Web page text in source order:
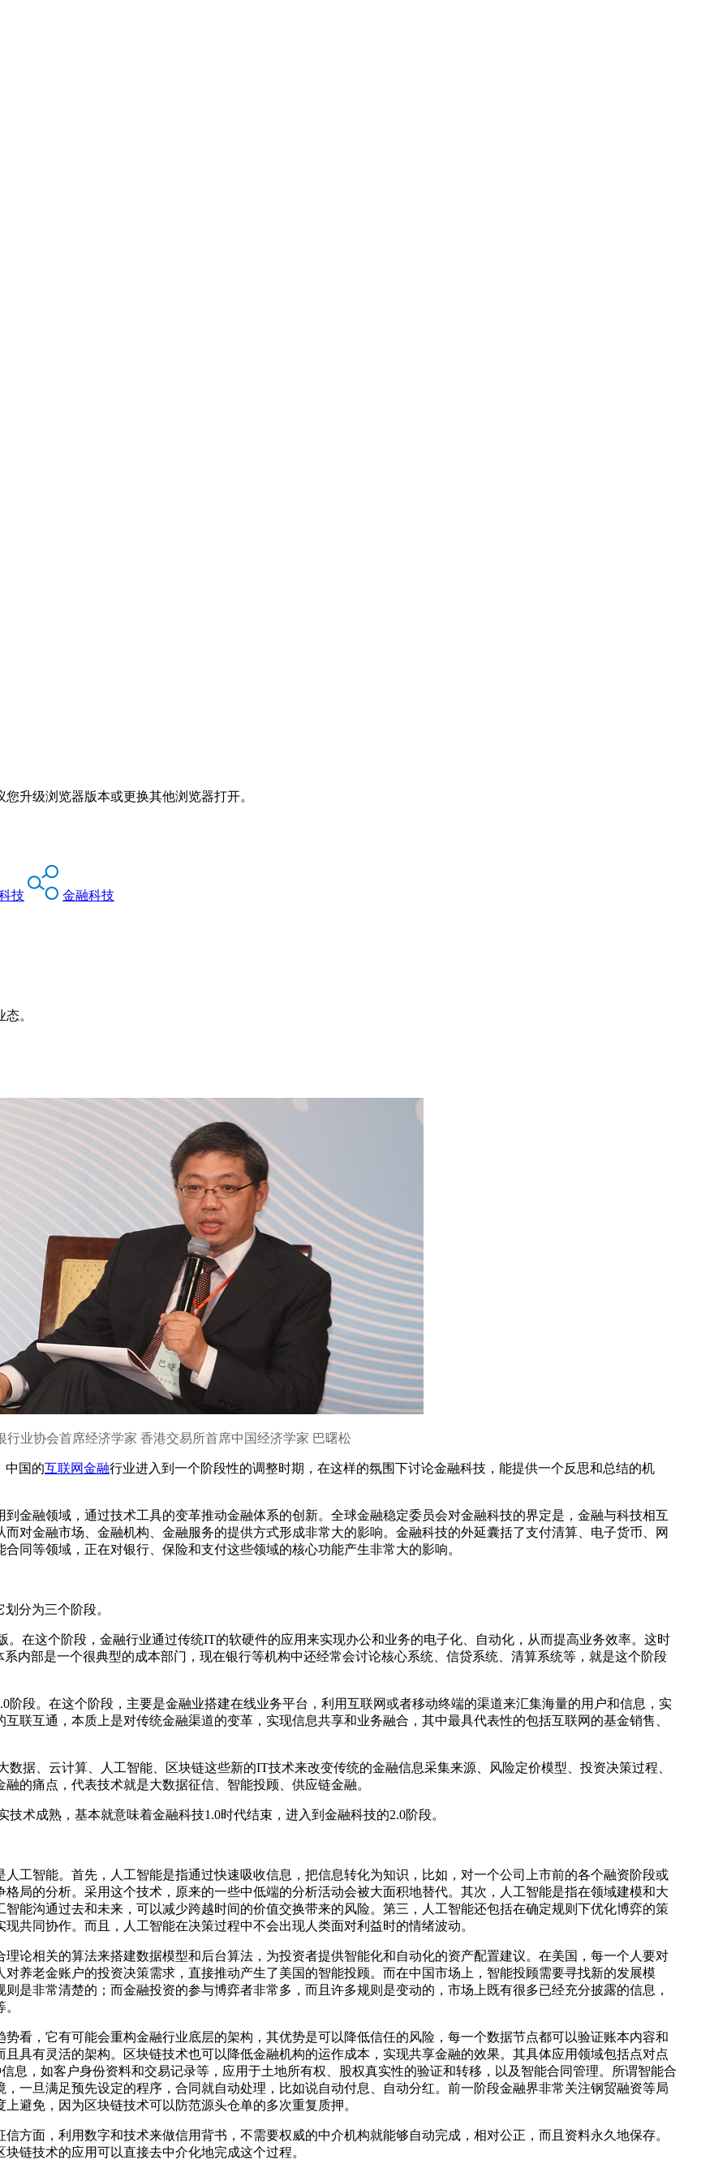
升级浏览器版本或更换其他浏览器打开。
技 金融科技
。
行业协会首席经济学家 香港交易所首席中国经济学家 巴曙松
国的互联网金融行业进入到一个阶段性的调整时期，在这样的氛围下讨论金融科技，能提供一个反思和总结的机
融领域，通过技术工具的变革推动金融体系的创新。全球金融稳定委员会对金融科技的界定是，金融与科技相互
对金融市场、金融机构、金融服务的提供方式形成非常大的影响。金融科技的外延囊括了支付清算、电子货币、网
合同等领域，正在对银行、保险和支付这些领域的核心功能产生非常大的影响。
分为三个阶段。
这个阶段，金融行业通过传统IT的软硬件的应用来实现办公和业务的电子化、自动化，从而提高业务效率。这时
内部是一个很典型的成本部门，现在银行等机构中还经常会讨论核心系统、信贷系统、清算系统等，就是这个阶段
。在这个阶段，主要是金融业搭建在线业务平台，利用互联网或者移动终端的渠道来汇集海量的用户和信息，实
联互通，本质上是对传统金融渠道的变革，实现信息共享和业务融合，其中最具代表性的包括互联网的基金销售、
、云计算、人工智能、区块链这些新的IT技术来改变传统的金融信息采集来源、风险定价模型、投资决策过程、
的痛点，代表技术就是大数据征信、智能投顾、供应链金融。
成熟，基本就意味着金融科技1.0时代结束，进入到金融科技的2.0阶段。
智能。首先，人工智能是指通过快速吸收信息，把信息转化为知识，比如，对一个公司上市前的各个融资阶段或
局的分析。采用这个技术，原来的一些中低端的分析活动会被大面积地替代。其次，人工智能是指在领域建模和大
能沟通过去和未来，可以减少跨越时间的价值交换带来的风险。第三，人工智能还包括在确定规则下优化博弈的策
共同协作。而且，人工智能在决策过程中不会出现人类面对利益时的情绪波动。
理论相关的算法来搭建数据模型和后台算法，为投资者提供智能化和自动化的资产配置建议。在美国，每一个人要对
养老金账户的投资决策需求，直接推动产生了美国的智能投顾。而在中国市场上，智能投顾需要寻找新的发展模
是非常清楚的；而金融投资的参与博弈者非常多，而且许多规则是变动的，市场上既有很多已经充分披露的信息，
，它有可能会重构金融行业底层的架构，其优势是可以降低信任的风险，每一个数据节点都可以验证账本内容和
具有灵活的架构。区块链技术也可以降低金融机构的运作成本，实现共享金融的效果。其具体应用领域包括点对点
息，如客户身份资料和交易记录等，应用于土地所有权、股权真实性的验证和转移，以及智能合同管理。所谓智能合
一旦满足预先设定的程序，合同就自动处理，比如说自动付息、自动分红。前一阶段金融界非常关注钢贸融资等局
避免，因为区块链技术可以防范源头仓单的多次重复质押。
面，利用数字和技术来做信用背书，不需要权威的中介机构就能够自动完成，相对公正，而且资料永久地保存。
链技术的应用可以直接去中介化地完成这个过程。